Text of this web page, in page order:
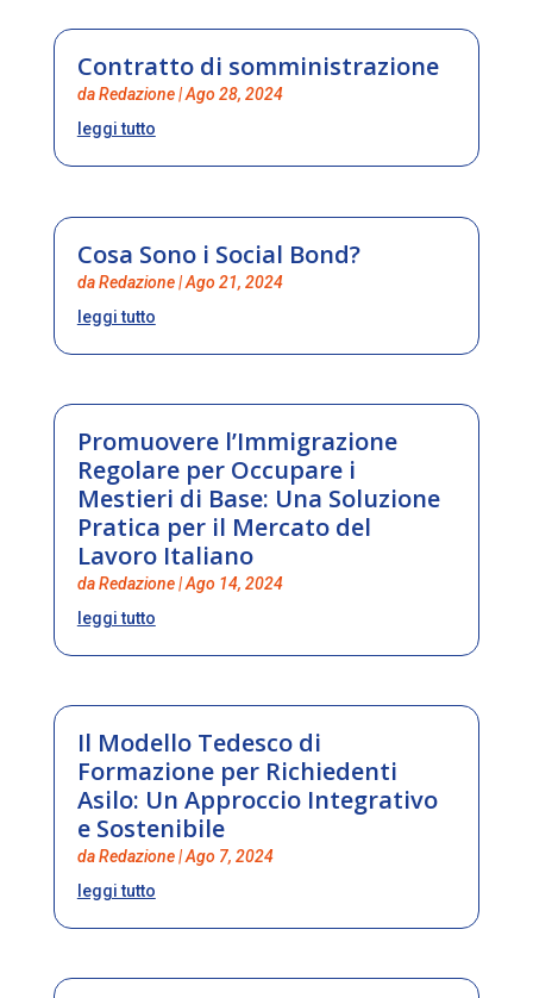
Contratto di somministrazione
daRedazione|Ago 28, 2024
leggi tutto
Cosa Sono i Social Bond?
daRedazione|Ago 21, 2024
leggi tutto
Promuovere l’Immigrazione
Regolare per Occupare i
Mestieri di Base: Una Soluzione
Pratica per il Mercato del
Lavoro Italiano
daRedazione|Ago 14, 2024
leggi tutto
Il Modello Tedesco di
Formazione per Richiedenti
Asilo: Un Approccio Integrativo
e Sostenibile
daRedazione|Ago 7, 2024
leggi tutto